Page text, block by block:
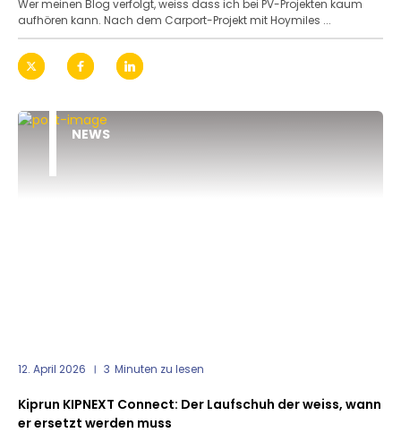
Wer meinen Blog verfolgt, weiss dass ich bei PV-Projekten kaum
aufhören kann. Nach dem Carport-Projekt mit Hoymiles ...
NEWS
12. April 2026 3 Minuten zu lesen
Kiprun KIPNEXT Connect: Der Laufschuh der weiss, wann
er ersetzt werden muss